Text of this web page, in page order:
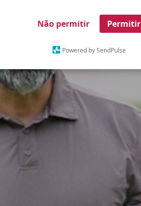
Não permitir Permitir
Powered by SendPulse